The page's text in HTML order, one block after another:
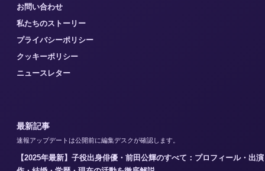
お問い合わせ
私たちのストーリー
プライバシーポリシー
クッキーポリシー
ニュースレター
最新記事
速報アップデートは公開前に編集デスクが確認します。
【2025年最新】子役出身俳優・前田公輝のすべて：プロフィール・出演